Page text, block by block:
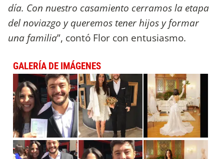
día. Con nuestro casamiento cerramos la etapa
del noviazgo y queremos tener hijos y formar
una familia”, contó Flor con entusiasmo.
GALERÍA DE IMÁGENES